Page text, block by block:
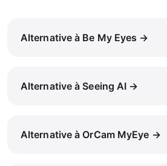
Alternative à Be My Eyes →
Alternative à Seeing AI →
Alternative à OrCam MyEye →